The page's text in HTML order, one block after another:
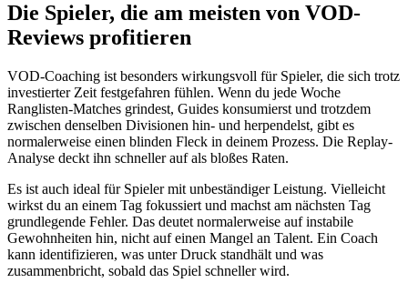
Die Spieler, die am meisten von VOD-
Reviews profitieren
VOD-Coaching ist besonders wirkungsvoll für Spieler, die sich trotz
investierter Zeit festgefahren fühlen. Wenn du jede Woche
Ranglisten-Matches grindest, Guides konsumierst und trotzdem
zwischen denselben Divisionen hin- und herpendelst, gibt es
normalerweise einen blinden Fleck in deinem Prozess. Die Replay-
Analyse deckt ihn schneller auf als bloßes Raten.
Es ist auch ideal für Spieler mit unbeständiger Leistung. Vielleicht
wirkst du an einem Tag fokussiert und machst am nächsten Tag
grundlegende Fehler. Das deutet normalerweise auf instabile
Gewohnheiten hin, nicht auf einen Mangel an Talent. Ein Coach
kann identifizieren, was unter Druck standhält und was
zusammenbricht, sobald das Spiel schneller wird.